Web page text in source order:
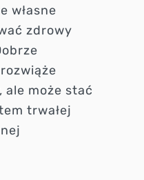
własne
zdrowy
może stać
trwałej